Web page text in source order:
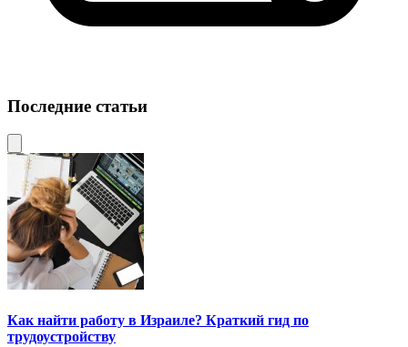
Последние статьи
Как найти работу в Израиле? Краткий гид по
трудоустройству